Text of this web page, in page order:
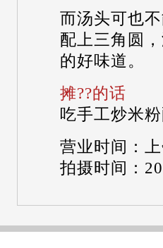
而汤头可也
配上三角圆
的好味道。
摊??的话
吃手工炒米
营业时间：
拍摄时间：